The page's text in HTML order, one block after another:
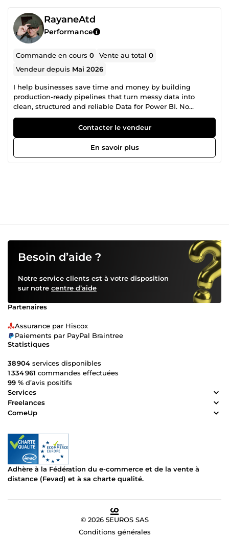
RayaneAtd
Performance
Commande en cours0 Vente au total0
Vendeur depuis Mai 2026
I help businesses save time and money by building
production-ready pipelines that turn messy data into
clean, structured and reliable Data for Power BI. No
manual work needed anymore. I don't sell my skills, but
the outcome. ✅ My tools: Microsoft Fabric, PySpark, SQL,
Power BI, Lakehouse ✅ Specialities: PySpark Cleaning,
Semi-structured, Data Modelling (kimball), Bronze-Silver-
Gold Based in Algeria | FR/EN/AR | Training for DP-700. 👉
Contacter le vendeur
En savoir plus
Besoin d’aide ?
Notre service clients est à votre disposition
sur notre centre d’aide
Partenaires
Assurance par Hiscox
Paiements par PayPal Braintree
Statistiques
38 904 services disponibles
1 334 961 commandes effectuées
99 % d’avis positifs
Services
Freelances
ComeUp
Adhère à la Fédération du e-commerce et de la vente à
distance (Fevad) et à sa charte qualité.
© 2026 5EUROS SAS
Conditions générales